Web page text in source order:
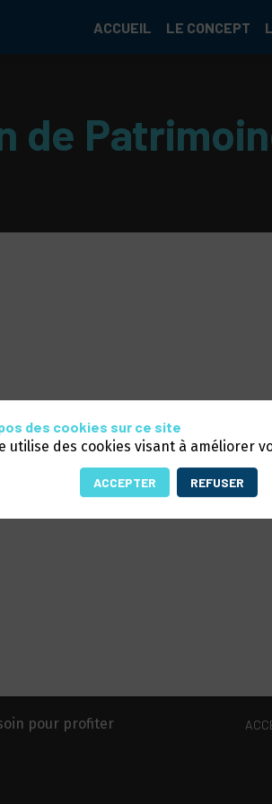
ACCUEIL LE CONCEPT
de
pour profiter
des cookies sur ce site
utilise des cookies visant à améliorer
ACCEPTER REFUSER